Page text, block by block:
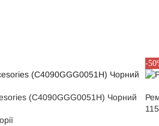
(C4090GGG0051H) Чорний
-
XS